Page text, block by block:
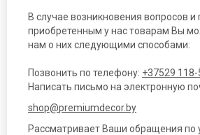
В случае возникновения вопросов и
приобретенным у нас товарам Вы
нам о них следующими способами:
Позвонить по телефону: +37529
Написать письмо на электронную
shop@premiumdecor.by
Рассматривает Ваши обращения по